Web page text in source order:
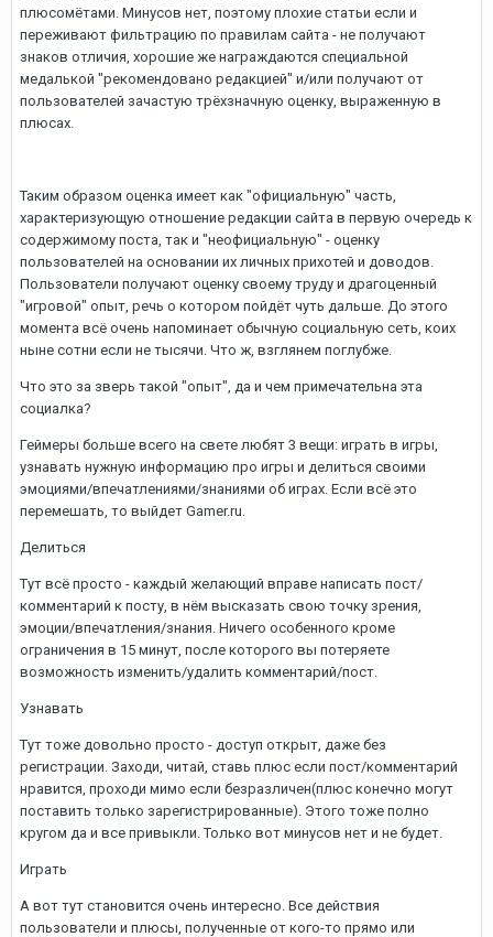
плюсомётами. Минусов нет, поэтому плохие статьи если и
переживают фильтрацию по правилам сайта - не получают
знаков отличия, хорошие же награждаются специальной
медалькой "рекомендовано редакцией" и/или получают от
пользователей зачастую трёхзначную оценку, выраженную в
плюсах.
Таким образом оценка имеет как "официальную" часть,
характеризующую отношение редакции сайта в первую очередь к
содержимому поста, так и "неофициальную" - оценку
пользователей на основании их личных прихотей и доводов.
Пользователи получают оценку своему труду и драгоценный
"игровой" опыт, речь о котором пойдёт чуть дальше. До этого
момента всё очень напоминает обычную социальную сеть, коих
ныне сотни если не тысячи. Что ж, взглянем поглубже.
Что это за зверь такой "опыт", да и чем примечательна эта
социалка?
Геймеры больше всего на свете любят 3 вещи: играть в игры,
узнавать нужную информацию про игры и делиться своими
эмоциями/впечатлениями/знаниями об играх. Если всё это
перемешать, то выйдет Gamer.ru.
Делиться
Тут всё просто - каждый желающий вправе написать пост/
комментарий к посту, в нём высказать свою точку зрения,
эмоции/впечатления/знания. Ничего особенного кроме
ограничения в 15 минут, после которого вы потеряете
возможность изменить/удалить комментарий/пост.
Узнавать
Тут тоже довольно просто - доступ открыт, даже без
регистрации. Заходи, читай, ставь плюс если пост/комментарий
нравится, проходи мимо если безразличен(плюс конечно могут
поставить только зарегистрированные). Этого тоже полно
кругом да и все привыкли. Только вот минусов нет и не будет.
Играть
А вот тут становится очень интересно. Все действия
пользователи и плюсы, полученные от кого-то прямо или